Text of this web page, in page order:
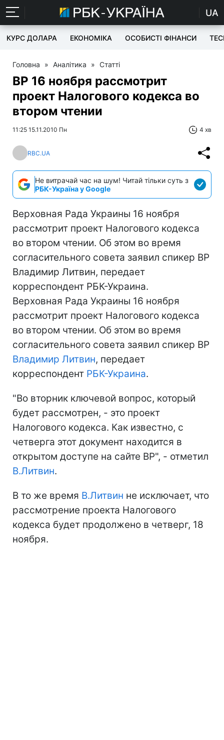
UA
КУРС ДОЛАРА ЕКОНОМІКА ОСОБИСТІ ФІНАНСИ
Головна » Аналітика » Статті
ВР 16 ноября рассмотрит
проект Налогового кодекса во
втором чтении
11:25 15.11.2010 Пн 4 хв
RBC.UA
Не витрачай час на шум! Читай тільки суть з
РБК-Україна у Google
Верховная Рада Украины 16 ноября
рассмотрит проект Налогового кодекса
во втором чтении. Об этом во время
согласительного совета заявил спикер ВР
Владимир Литвин, передает
корреспондент РБК-Украина.
Верховная Рада Украины 16 ноября
рассмотрит проект Налогового кодекса
во втором чтении. Об этом во время
согласительного совета заявил спикер ВР
Владимир Литвин, передает
корреспондент РБК-Украина.
"Во вторник ключевой вопрос, который
будет рассмотрен, - это проект
Налогового кодекса. Как известно, с
четверга этот документ находится в
открытом доступе на сайте ВР", - отметил
В.Литвин.
В то же время В.Литвин не исключает, что
рассмотрение проекта Налогового
кодекса будет продолжено в четверг, 18
ноября.